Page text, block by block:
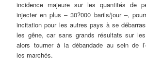
incidence majeure sur les quantités de
injecter en plus – 30?000 barils/jour –,
incitation pour les autres pays à se
les gêne, car sans grands résultats sur
alors tourner à la débandade au sein de
les marchés.